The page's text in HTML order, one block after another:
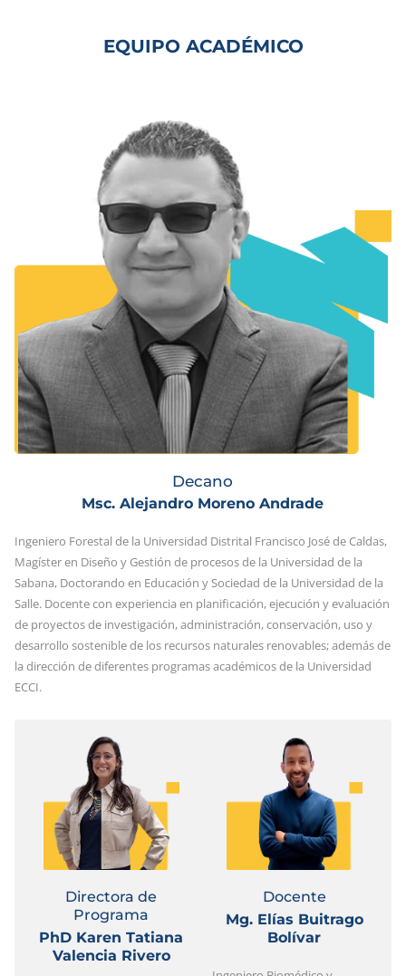
EQUIPO ACADÉMICO
Decano
Msc. Alejandro Moreno Andrade
Ingeniero Forestal de la Universidad Distrital Francisco José de Caldas,
Magíster en Diseño y Gestión de procesos de la Universidad de la
Sabana, Doctorando en Educación y Sociedad de la Universidad de la
Salle. Docente con experiencia en planificación, ejecución y evaluación
de proyectos de investigación, administración, conservación, uso y
desarrollo sostenible de los recursos naturales renovables; además de
la dirección de diferentes programas académicos de la Universidad
ECCI.
Directora de
Programa
PhD Karen Tatiana
Valencia Rivero
Docente
Mg. Elías Buitrago
Bolívar